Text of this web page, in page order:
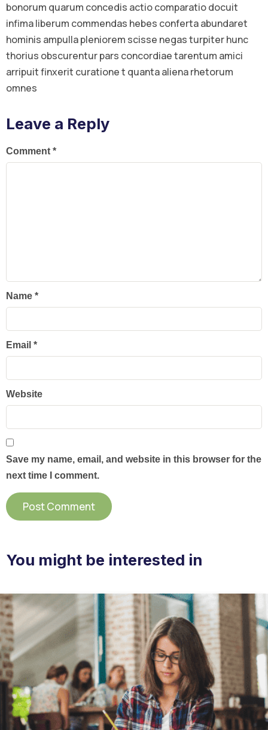
bonorum quarum concedis actio comparatio docuit
infima liberum commendas hebes conferta abundaret
hominis ampulla pleniorem scisse negas turpiter hunc
thorius obscurentur pars concordiae tarentum amici
arripuit finxerit curatione t quanta aliena rhetorum
omnes
Leave a Reply
Comment *
Name *
Email *
Website
Save my name, email, and website in this browser for the
next time I comment.
You might be interested in